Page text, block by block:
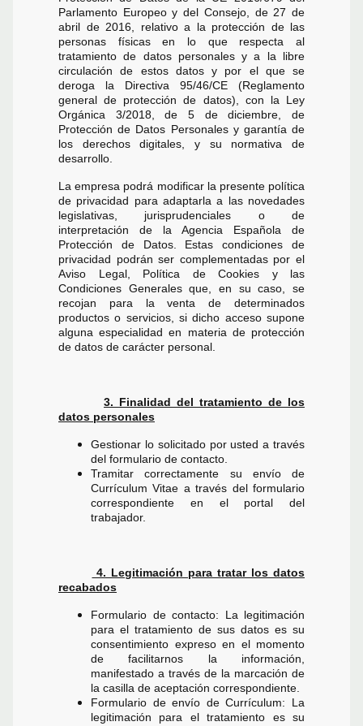
Parlamento Europeo y del Consejo, de 27 de
abril de 2016, relativo a la protección de las
personas físicas en lo que respecta al
tratamiento de datos personales y a la libre
circulación de estos datos y por el que se
deroga la Directiva 95/46/CE (Reglamento
general de protección de datos), con la Ley
Orgánica 3/2018, de 5 de diciembre, de
Protección de Datos Personales y garantía de
los derechos digitales, y su normativa de
desarrollo.
La empresa podrá modificar la presente política
de privacidad para adaptarla a las novedades
legislativas, jurisprudenciales o de
interpretación de la Agencia Española de
Protección de Datos. Estas condiciones de
privacidad podrán ser complementadas por el
Aviso Legal, Política de Cookies y las
Condiciones Generales que, en su caso, se
recojan para la venta de determinados
productos o servicios, si dicho acceso supone
alguna especialidad en materia de protección
de datos de carácter personal.
3. Finalidad del tratamiento de los
datos personales
Gestionar lo solicitado por usted a través
del formulario de contacto.
Tramitar correctamente su envío de
Currículum Vitae a través del formulario
correspondiente en el portal del
trabajador.
4. Legitimación para tratar los datos
recabados
Formulario de contacto: La legitimación
para el tratamiento de sus datos es su
consentimiento expreso en el momento
de facilitarnos la información,
manifestado a través de la marcación de
la casilla de aceptación correspondiente.
Formulario de envío de Currículum: La
legitimación para el tratamiento es su